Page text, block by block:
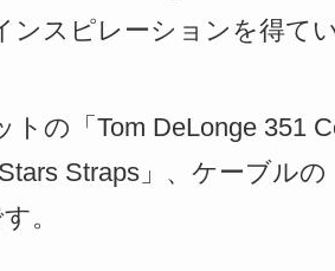
スピレーションを得て
の「Tom DeLonge 351
Straps」、ケーブルの
。